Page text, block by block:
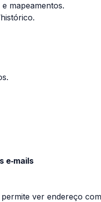
mapeamentos.
e‑mails
permite ver endereço